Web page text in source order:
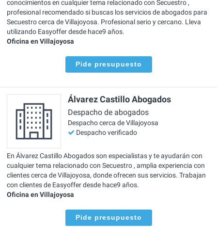
conocimientos en cualquier tema relacionado con Secuestro ,
profesional recomendado si buscas los servicios de abogados para
Secuestro cerca de Villajoyosa. Profesional serio y cercano. Lleva
utilizando Easyoffer desde hace9 años.
Oficina en Villajoyosa
Pide presupuesto
Álvarez Castillo Abogados
Despacho de abogados
Despacho cerca de Villajoyosa
Despacho verificado
En Álvarez Castillo Abogados son especialistas y te ayudarán con
cualquier tema relacionado con Secuestro , amplia experiencia con
clientes cerca de Villajoyosa, donde ofrecen sus servicios. Trabajan
con clientes de Easyoffer desde hace9 años.
Oficina en Villajoyosa
Pide presupuesto